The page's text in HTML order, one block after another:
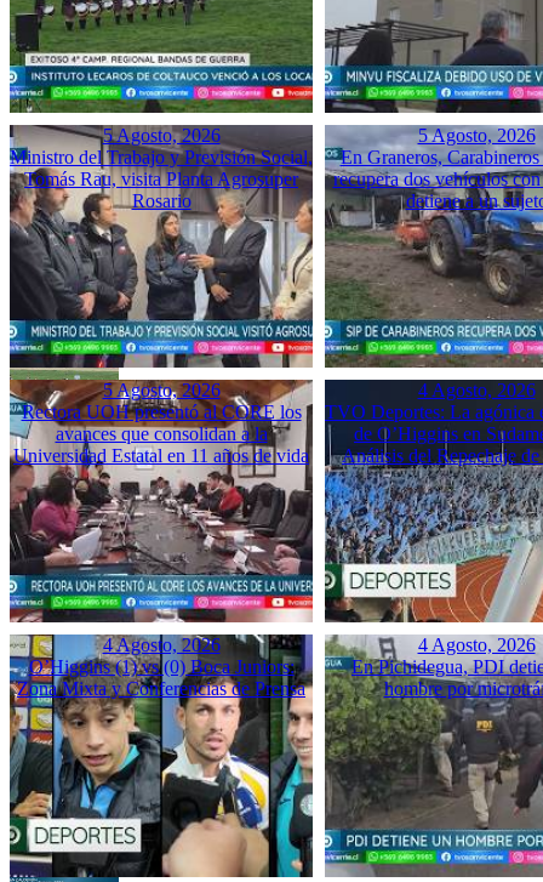
5 Agosto, 2026
Ministro del Trabajo y Previsión Social,
Tomás Rau, visita Planta Agrosuper
Rosario
5 Agosto, 2026
En Graneros,
recupera dos vehículos
detiene a un
5 Agosto, 2026
Rectora UOH presentó al CORE los
avances que consolidan a la
Universidad Estatal en 11 años de vida
4 Agosto, 2026
TVO Deportes: La agónica
de O’Higgins en
Análisis del Repechaje de
4 Agosto, 2026
O’Higgins (1) vs (0) Boca Juniors:
Zona Mixta y Conferencias de Prensa
4 Agosto, 2026
En Pichidegua, PDI
hombre por